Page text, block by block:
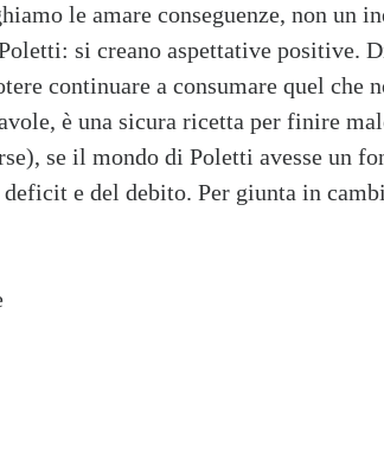
le amare conseguenze, non un
si creano aspettative positive.
continuare a consumare quel che
è una sicura ricetta per finire
se il mondo di Poletti avesse un
deficit e del debito. Per giunta in